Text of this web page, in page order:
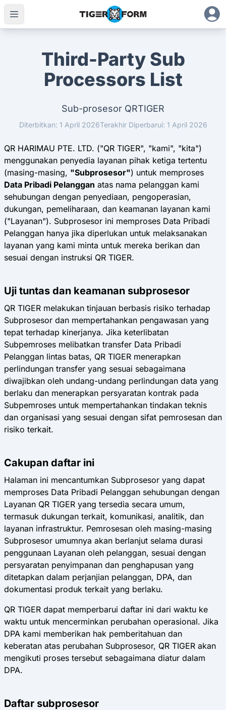
Third-Party Sub
Processors List
Sub-prosesor QRTIGER
Diterbitkan: 1 April 2026Terakhir Diperbarui: 1 April 2026
QR HARIMAU PTE. LTD. ("QR TIGER", "kami", "kita")
menggunakan penyedia layanan pihak ketiga tertentu
(masing-masing, "Subprosesor") untuk memproses
Data Pribadi Pelanggan atas nama pelanggan kami
sehubungan dengan penyediaan, pengoperasian,
dukungan, pemeliharaan, dan keamanan layanan kami
("Layanan"). Subprosesor ini memproses Data Pribadi
Pelanggan hanya jika diperlukan untuk melaksanakan
layanan yang kami minta untuk mereka berikan dan
sesuai dengan instruksi QR TIGER.
Uji tuntas dan keamanan subprosesor
QR TIGER melakukan tinjauan berbasis risiko terhadap
Subprosesor dan mempertahankan pengawasan yang
tepat terhadap kinerjanya. Jika keterlibatan
Subpemroses melibatkan transfer Data Pribadi
Pelanggan lintas batas, QR TIGER menerapkan
perlindungan transfer yang sesuai sebagaimana
diwajibkan oleh undang-undang perlindungan data yang
berlaku dan menerapkan persyaratan kontrak pada
Subpemroses untuk mempertahankan tindakan teknis
dan organisasi yang sesuai dengan sifat pemrosesan dan
risiko terkait.
Cakupan daftar ini
Halaman ini mencantumkan Subprosesor yang dapat
memproses Data Pribadi Pelanggan sehubungan dengan
Layanan QR TIGER yang tersedia secara umum,
termasuk dukungan terkait, komunikasi, analitik, dan
layanan infrastruktur. Pemrosesan oleh masing-masing
Subprosesor umumnya akan berlanjut selama durasi
penggunaan Layanan oleh pelanggan, sesuai dengan
persyaratan penyimpanan dan penghapusan yang
ditetapkan dalam perjanjian pelanggan, DPA, dan
dokumentasi produk terkait yang berlaku.
QR TIGER dapat memperbarui daftar ini dari waktu ke
waktu untuk mencerminkan perubahan operasional. Jika
DPA kami memberikan hak pemberitahuan dan
keberatan atas perubahan Subprosesor, QR TIGER akan
mengikuti proses tersebut sebagaimana diatur dalam
DPA.
Daftar subprosesor